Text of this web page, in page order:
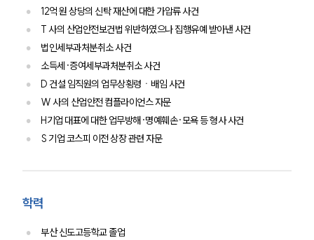
12억 원 상당의 신탁 재산에 대한 가압류 사건
T 사의 산업안전보건법 위반하였으나 집행유예 받아낸 사건
법인세부과처분취소 사건
소득세·증여세부과처분취소 사건
D 건설 임직원의 업무상횡령ㆍ배임 사건
W 사의 산업안전 컴플라이언스 자문
H기업 대표에 대한 업무방해·명예훼손·모욕 등 형사 사건
S 기업 코스피 이전 상장 관련 자문
학력
부산 신도고등학교 졸업